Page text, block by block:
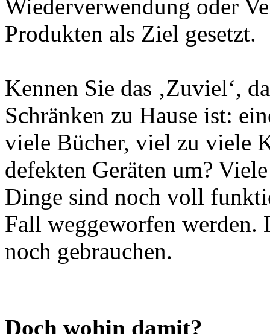
Wiederverwendung oder
Produkten als Ziel gesetzt.
Kennen Sie das ‚Zuviel‘,
Schränken zu Hause ist:
viele Bücher, viel zu viele
defekten Geräten um?
Dinge sind noch voll
Fall weggeworfen werden.
noch gebrauchen.
Doch wohin damit?